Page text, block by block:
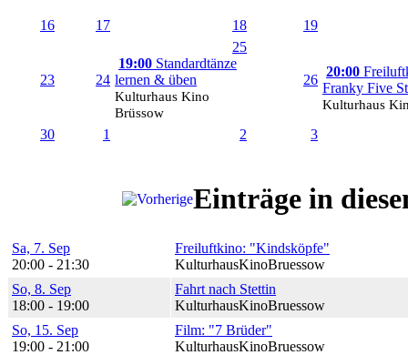
16 17 18 19
23 24
25
19:00 Standardtänze
lernen & üben
Kulturhaus Kino
Brüssow
26
20:00
Franky Five
Kulturhaus
30
1 2 3
Einträge in
Sa, 7. Sep
20:00 - 21:30
Freiluftkino: "Kindsköpfe"
KulturhausKinoBruessow
So, 8. Sep
18:00 - 19:00
Fahrt nach Stettin
KulturhausKinoBruessow
So, 15. Sep
19:00 - 21:00
Film: "7 Brüder"
KulturhausKinoBruessow